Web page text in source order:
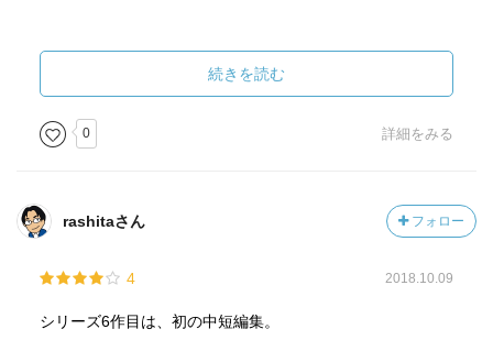
続きを読む
0 詳細をみる
rashitaさん フォロー
4 2018.10.09
シリーズ6作目は、初の中短編集。